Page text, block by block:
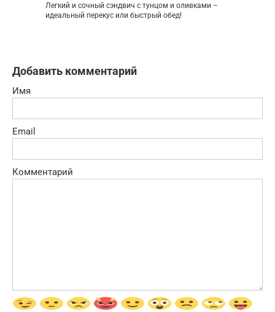
Легкий и сочный сэндвич с тунцом и оливками –
идеальный перекус или быстрый обед!
Добавить комментарий
Имя
Email
Комментарий